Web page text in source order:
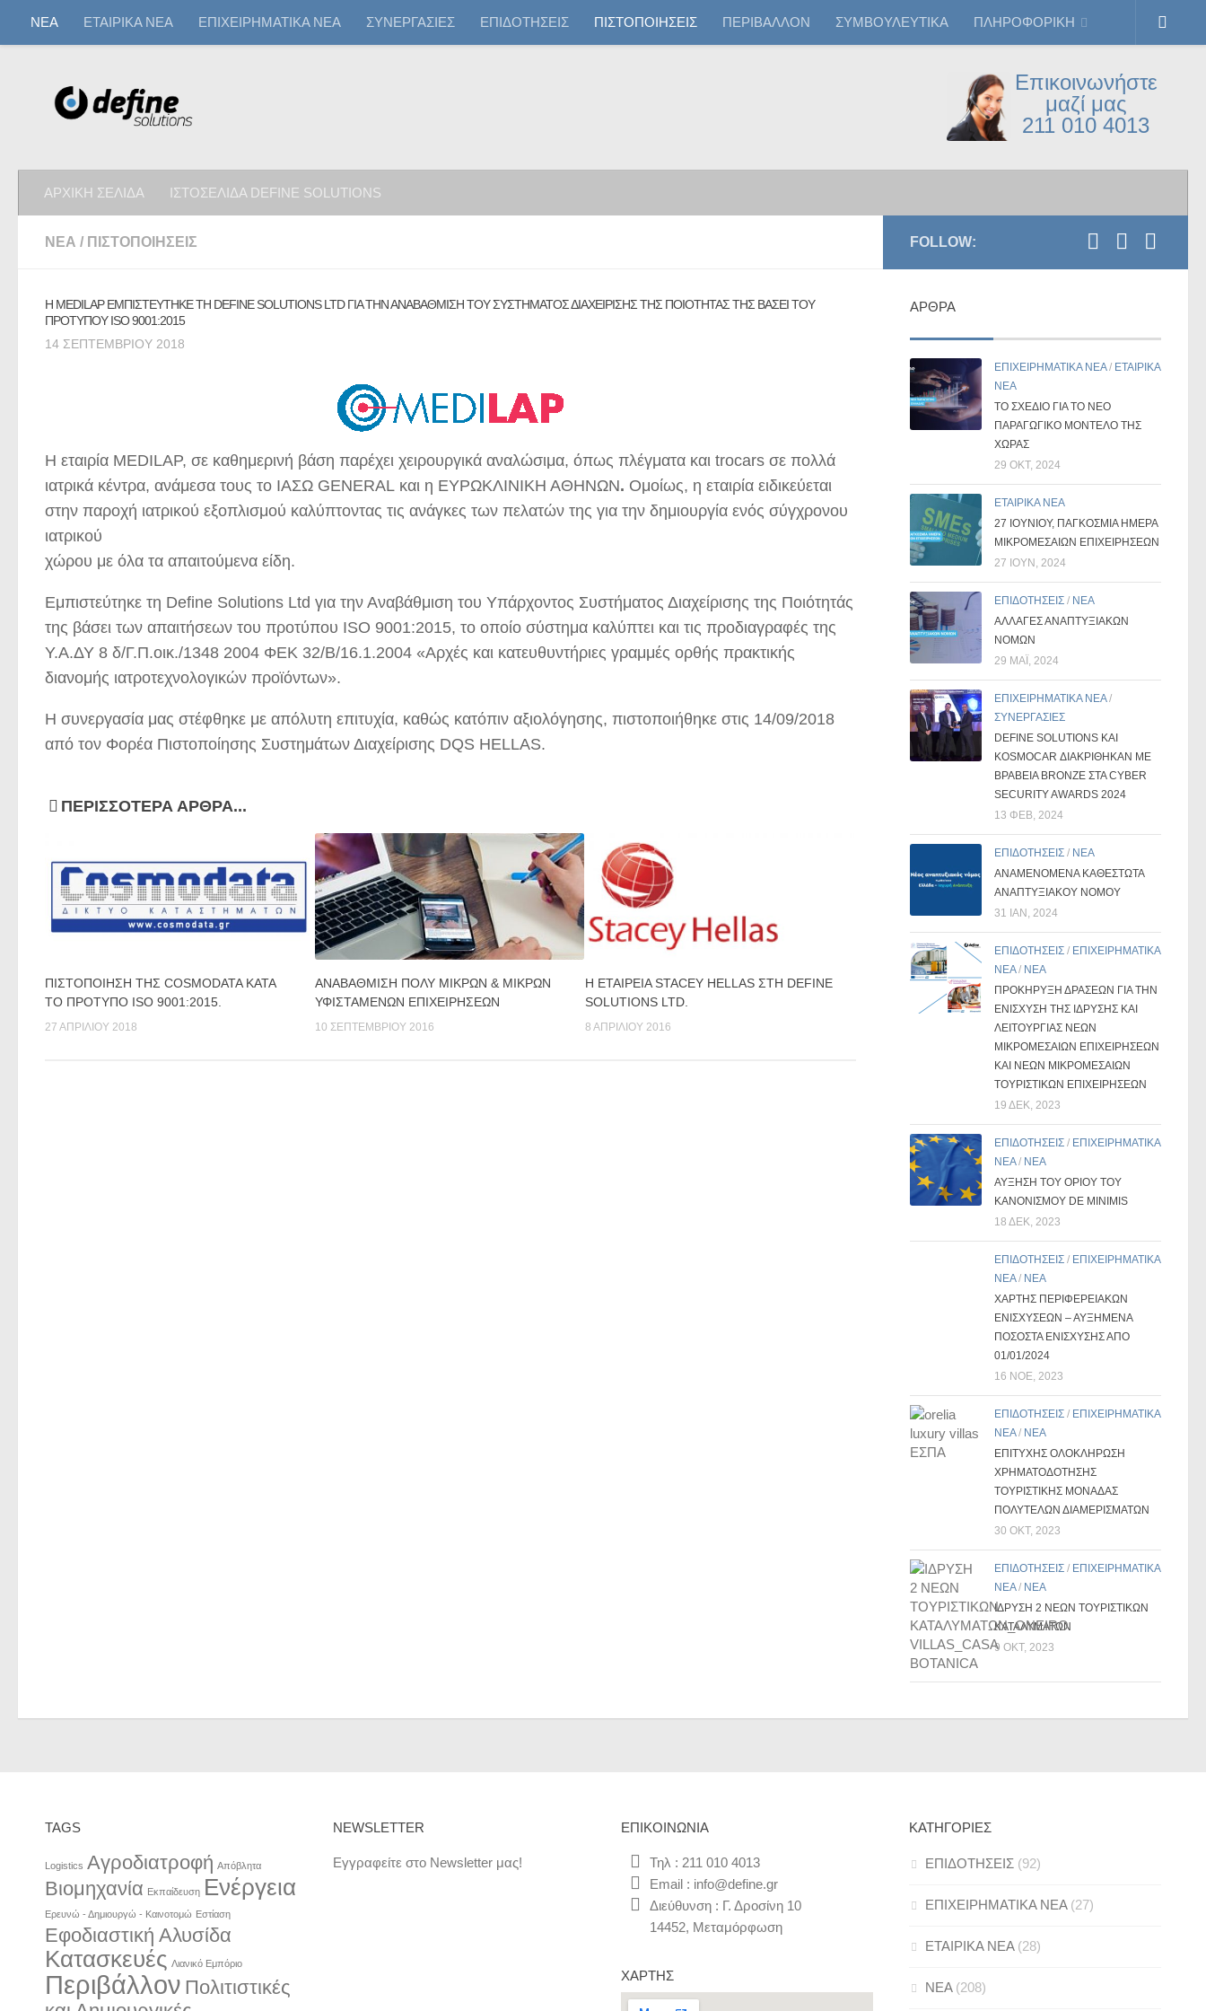
ΝΕΑ ΕΤΑΙΡΙΚΑ ΝΕΑ ΕΠΙΧΕΙΡΗΜΑΤΙΚΑ ΝΕΑ ΣΥΝΕΡΓΑΣΙΕΣ ΕΠΙΔΟΤΗΣΕΙΣ ΠΙΣΤΟΠΟΙΗΣΕΙΣ ΠΕΡΙΒΑΛΛΟΝ ΣΥΜΒΟΥΛΕΥΤΙΚΑ ΠΛΗΡΟΦΟΡΙΚΗ
Επικοινωνήστε
μαζί μας
211 010 4013
ΑΡΧΙΚΗ ΣΕΛΙΔΑ ΙΣΤΟΣΕΛΙΔΑ DEFINE SOLUTIONS
ΝΕΑ / ΠΙΣΤΟΠΟΙΗΣΕΙΣ
Η MEDILAP ΕΜΠΙΣΤΕΥΤΗΚΕ ΤΗ DEFINE SOLUTIONS LTD ΓΙΑ ΤΗΝ ΑΝΑΒΑΘΜΙΣΗ ΤΟΥ ΣΥΣΤΗΜΑΤΟΣ ΔΙΑΧΕΙΡΙΣΗΣ ΤΗΣ ΠΟΙΟΤΗΤΑΣ ΤΗΣ ΒΑΣΕΙ ΤΟΥ
ΠΡΟΤΥΠΟΥ ISO 9001:2015
14 ΣΕΠΤΕΜΒΡΊΟΥ 2018
Η εταιρία MEDILAP, σε καθημερινή βάση παρέχει χειρουργικά αναλώσιμα, όπως πλέγματα και trocars σε πολλά
ιατρικά κέντρα, ανάμεσα τους το ΙΑΣΩ GENERAL και η ΕΥΡΩΚΛΙΝΙΚΗ ΑΘΗΝΩΝ. Ομοίως, η εταιρία ειδικεύεται
στην παροχή ιατρικού εξοπλισμού καλύπτοντας τις ανάγκες των πελατών της για την δημιουργία ενός σύγχρονου
ιατρικού
χώρου με όλα τα απαιτούμενα είδη.
Εμπιστεύτηκε τη Define Solutions Ltd για την Αναβάθμιση του Υπάρχοντος Συστήματος Διαχείρισης της Ποιότητάς
της βάσει των απαιτήσεων του προτύπου ISO 9001:2015, το οποίο σύστημα καλύπτει και τις προδιαγραφές της
Υ.Α.ΔΥ 8 δ/Γ.Π.οικ./1348 2004 ΦΕΚ 32/Β/16.1.2004 «Αρχές και κατευθυντήριες γραμμές ορθής πρακτικής
διανομής ιατροτεχνολογικών προϊόντων».
Η συνεργασία μας στέφθηκε με απόλυτη επιτυχία, καθώς κατόπιν αξιολόγησης, πιστοποιήθηκε στις 14/09/2018
από τον Φορέα Πιστοποίησης Συστημάτων Διαχείρισης DQS HELLAS.
ΠΕΡΙΣΣΌΤΕΡΑ ΆΡΘΡΑ...
ΠΙΣΤΟΠΟΙΗΣΗ ΤΗΣ COSMODATA ΚΑΤΑ
ΤO ΠΡΟΤΥΠO ISO 9001:2015.
27 ΑΠΡΙΛΊΟΥ 2018
ΑΝΑΒΆΘΜΙΣΗ ΠΟΛΎ ΜΙΚΡΏΝ & ΜΙΚΡΏΝ
ΥΦΙΣΤΆΜΕΝΩΝ ΕΠΙΧΕΙΡΉΣΕΩΝ
10 ΣΕΠΤΕΜΒΡΊΟΥ 2016
H ΕΤΑΙΡΕΊΑ STACEY HELLAS ΣΤΗ DEFINE
SOLUTIONS LTD.
8 ΑΠΡΙΛΊΟΥ 2016
FOLLOW:
ΆΡΘΡΑ
ΕΠΙΧΕΙΡΗΜΑΤΙΚΑ ΝΕΑ/ ΕΤΑΙΡΙΚΑ
ΝΕΑ
ΤΟ ΣΧΈΔΙΟ ΓΙΑ ΤΟ ΝΈΟ
ΠΑΡΑΓΩΓΙΚΌ ΜΟΝΤΈΛΟ ΤΗΣ
ΧΏΡΑΣ
29 ΟΚΤ, 2024
ΕΤΑΙΡΙΚΑ ΝΕΑ
27 ΙΟΥΝΊΟΥ, ΠΑΓΚΌΣΜΙΑ ΗΜΈΡΑ
ΜΙΚΡΟΜΕΣΑΊΩΝ ΕΠΙΧΕΙΡΉΣΕΩΝ
27 ΙΟΎΝ, 2024
ΕΠΙΔΟΤΗΣΕΙΣ / ΝΕΑ
ΑΛΛΑΓΕΣ ΑΝΑΠΤΥΞΙΑΚΩΝ
ΝΟΜΩΝ
29 ΜΑΪ́, 2024
ΕΠΙΧΕΙΡΗΜΑΤΙΚΑ ΝΕΑ/
ΣΥΝΕΡΓΑΣΙΕΣ
DEFINE SOLUTIONS ΚΑΙ
KOSMOCAR ΔΙΑΚΡΊΘΗΚΑΝ ΜΕ
ΒΡΑΒΕΊΑ BRONZE ΣΤΑ CYBER
SECURITY AWARDS 2024
13 ΦΕΒ, 2024
ΕΠΙΔΟΤΗΣΕΙΣ / ΝΕΑ
ΑΝΑΜΕΝΟΜΕΝΑ ΚΑΘΕΣΤΩΤΑ
ΑΝΑΠΤΥΞΙΑΚΟΥ ΝΟΜΟΥ
31 ΙΑΝ, 2024
ΕΠΙΔΟΤΗΣΕΙΣ / ΕΠΙΧΕΙΡΗΜΑΤΙΚΑ
ΝΕΑ/ ΝΕΑ
ΠΡΟΚΗΡΥΞΗ ΔΡΑΣΕΩΝ ΓΙΑ ΤΗΝ
ΕΝΙΣΧΥΣΗ ΤΗΣ ΙΔΡΥΣΗΣ ΚΑΙ
ΛΕΙΤΟΥΡΓΙΑΣ ΝΕΩΝ
ΜΙΚΡΟΜΕΣΑΙΩΝ ΕΠΙΧΕΙΡΗΣΕΩΝ
ΚΑΙ ΝΕΩΝ ΜΙΚΡΟΜΕΣΑΙΩΝ
ΤΟΥΡΙΣΤΙΚΩΝ ΕΠΙΧΕΙΡΗΣΕΩΝ
19 ΔΕΚ, 2023
ΕΠΙΔΟΤΗΣΕΙΣ / ΕΠΙΧΕΙΡΗΜΑΤΙΚΑ
ΝΕΑ/ ΝΕΑ
ΑΥΞΗΣΗ ΤΟΥ ΟΡΙΟΥ ΤΟΥ
ΚΑΝΟΝΙΣΜΟΥ DE MINIMIS
18 ΔΕΚ, 2023
ΕΠΙΔΟΤΗΣΕΙΣ / ΕΠΙΧΕΙΡΗΜΑΤΙΚΑ
ΝΕΑ/ ΝΕΑ
ΧΑΡΤΗΣ ΠΕΡΙΦΕΡΕΙΑΚΩΝ
ΕΝΙΣΧΥΣΕΩΝ – ΑΥΞΗΜΕΝΑ
ΠΟΣΟΣΤΑ ΕΝΙΣΧΥΣΗΣ ΑΠΟ
01/01/2024
16 ΝΟΈ, 2023
ΕΠΙΔΟΤΗΣΕΙΣ / ΕΠΙΧΕΙΡΗΜΑΤΙΚΑ
ΝΕΑ/ ΝΕΑ
ΕΠΙΤΥΧΗΣ ΟΛΟΚΛΗΡΩΣΗ
ΧΡΗΜΑΤΟΔΟΤΗΣΗΣ
ΤΟΥΡΙΣΤΙΚΗΣ ΜΟΝΑΔΑΣ
ΠΟΛΥΤΕΛΩΝ ΔΙΑΜΕΡΙΣΜΑΤΩΝ
30 ΟΚΤ, 2023
ΕΠΙΔΟΤΗΣΕΙΣ / ΕΠΙΧΕΙΡΗΜΑΤΙΚΑ
ΝΕΑ/ ΝΕΑ
ΙΔΡΥΣΗ 2 ΝΕΩΝ ΤΟΥΡΙΣΤΙΚΩΝ
ΚΑΤΑΛΥΜΑΤΩΝ
9 ΟΚΤ, 2023
TAGS
Logistics Αγροδιατροφή Απόβλητα
Βιομηχανία Εκπαίδευση Ενέργεια
Ερευνώ - Δημιουργώ - Καινοτομώ Εστίαση
Εφοδιαστική Αλυσίδα
Κατασκευές Λιανικό Εμπόριο
Περιβάλλον Πολιτιστικές
NEWSLETTER
Εγγραφείτε στο Newsletter μας!
ΕΠΙΚΟΙΝΩΝΊΑ
Τηλ : 211 010 4013
Email : info@define.gr
Διεύθυνση : Γ. Δροσίνη 10
14452, Μεταμόρφωση
ΧΆΡΤΗΣ
ΚΑΤΗΓΟΡΊΕΣ
ΕΠΙΔΟΤΗΣΕΙΣ(92)
ΕΠΙΧΕΙΡΗΜΑΤΙΚΑ ΝΕΑ(27)
ΕΤΑΙΡΙΚΑ ΝΕΑ(28)
ΝΕΑ(208)